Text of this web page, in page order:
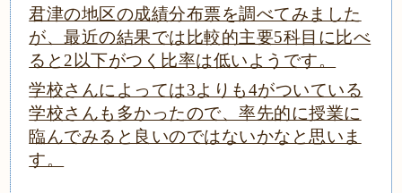
君津の地区の成績分布票を調べてみました
が、最近の結果では比較的主要5科目に比べ
ると2以下がつく比率は低いようです。
学校さんによっては3よりも4がついている
学校さんも多かったので、率先的に授業に
臨んでみると良いのではないかなと思いま
す。